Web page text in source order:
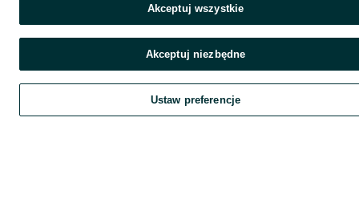
Szukaj Obserwujesz Dodaj Czat
Akceptuj wszystkie
Akceptuj niezbędne
Ustaw preferencje